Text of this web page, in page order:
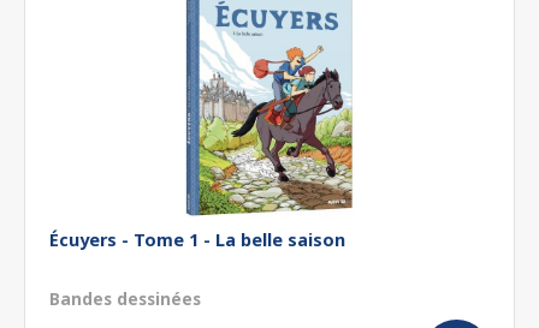
Écuyers - Tome 1 - La belle saison
Bandes dessinées